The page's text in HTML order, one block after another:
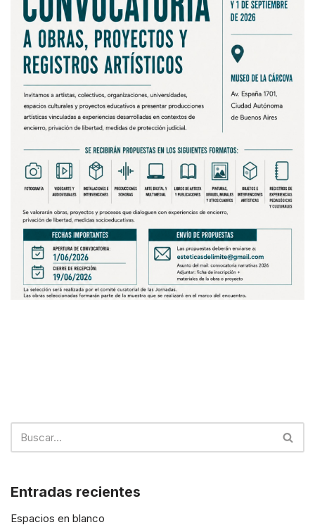
Entradas recientes
Espacios en blanco